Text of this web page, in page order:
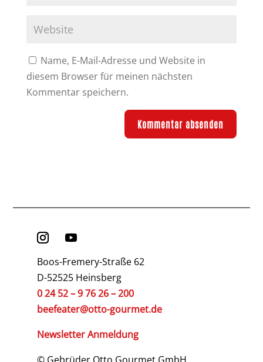
Name, E-Mail-Adresse und Website in
diesem Browser für meinen nächsten
Kommentar speichern.
Boos-Fremery-Straße 62
D-52525 Heinsberg
0 24 52 – 9 76 26 – 200
beefeater@otto-gourmet.de
Newsletter Anmeldung
© Gebrüder Otto Gourmet GmbH